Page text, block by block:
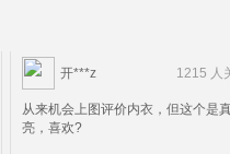
开***z 1215 人
从来机会上图评价内衣，但这个是
亮，喜欢?